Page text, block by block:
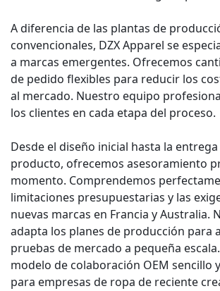
A diferencia de las plantas de
convencionales, DZX Apparel se
a marcas emergentes. Ofrecemos
de pedido flexibles para reducir los
al mercado. Nuestro equipo
los clientes en cada etapa del proceso.
Desde el diseño inicial hasta la
producto, ofrecemos asesoramiento
momento. Comprendemos
limitaciones presupuestarias y las
nuevas marcas en Francia y Australia.
adapta los planes de producción para
pruebas de mercado a pequeña
modelo de colaboración OEM sencillo
para empresas de ropa de reciente